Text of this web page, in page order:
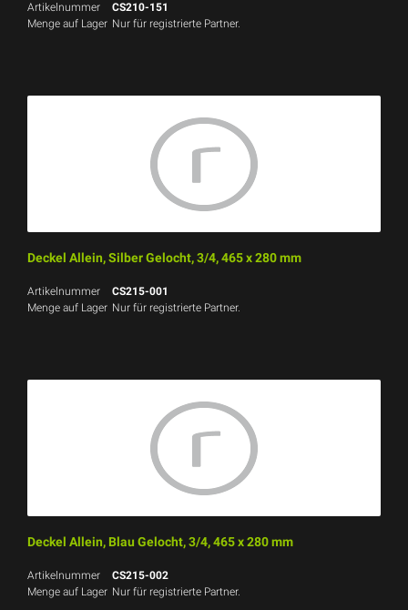
Artikelnummer
CS210-151
Menge auf Lager Nur für registrierte Partner.
Deckel Allein, Silber Gelocht, 3/4, 465 x 280 mm
Artikelnummer
CS215-001
Menge auf Lager Nur für registrierte Partner.
Deckel Allein, Blau Gelocht, 3/4, 465 x 280 mm
Artikelnummer
CS215-002
Menge auf Lager Nur für registrierte Partner.